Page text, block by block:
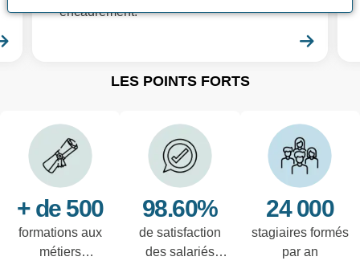
encadrement.
LES POINTS FORTS
+ de 500
formations aux
métiers
98.60%
de satisfaction
des salariés
24 000
stagiaires formés
par an